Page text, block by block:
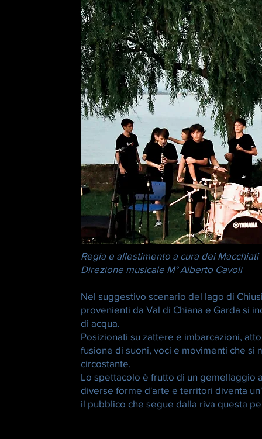
Regia e allestimento a cura dei Macchiati
Direzione musicale M° Alberto Cavoli
Nel suggestivo scenario del lago di
provenienti da Val di Chiana e Garda si
di acqua.
Posizionati su zattere e imbarcazioni,
fusione di suoni, voci e movimenti che
circostante.
Lo spettacolo è frutto di un gemellaggio
diverse forme d'arte e territori diventa
il pubblico che segue dalla riva questa